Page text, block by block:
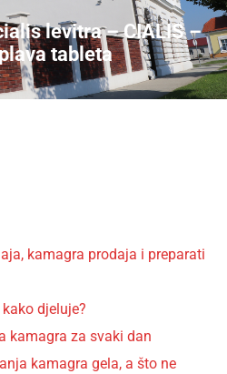
levitra – CIALIS –
tableta
kamagra prodaja i preparati
djeluje?
kamagra za svaki dan
kamagra gela, a što ne